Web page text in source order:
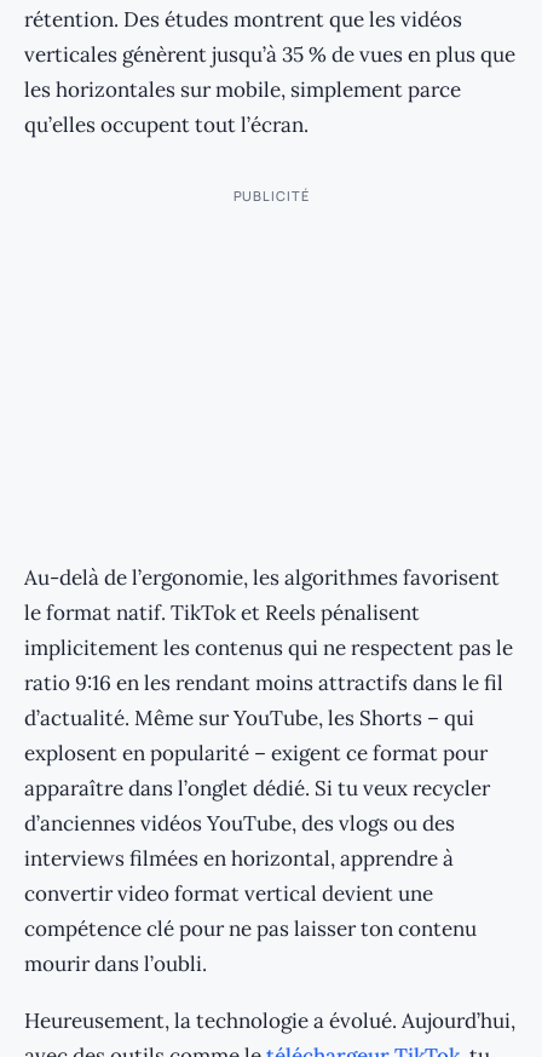
rétention. Des études montrent que les vidéos
verticales génèrent jusqu’à 35 % de vues en plus que
les horizontales sur mobile, simplement parce
qu’elles occupent tout l’écran.
PUBLICITÉ
Au-delà de l’ergonomie, les algorithmes favorisent
le format natif. TikTok et Reels pénalisent
implicitement les contenus qui ne respectent pas le
ratio 9:16 en les rendant moins attractifs dans le fil
d’actualité. Même sur YouTube, les Shorts – qui
explosent en popularité – exigent ce format pour
apparaître dans l’onglet dédié. Si tu veux recycler
d’anciennes vidéos YouTube, des vlogs ou des
interviews filmées en horizontal, apprendre à
convertir video format vertical devient une
compétence clé pour ne pas laisser ton contenu
mourir dans l’oubli.
Heureusement, la technologie a évolué. Aujourd’hui,